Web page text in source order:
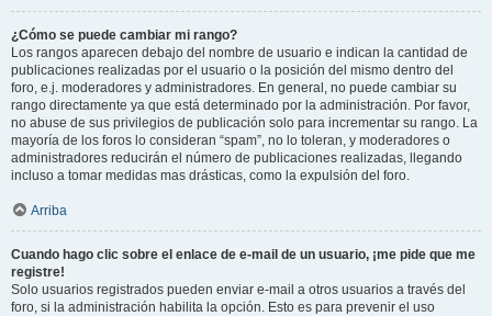
¿Cómo se puede cambiar mi rango?
Los rangos aparecen debajo del nombre de usuario e indican la cantidad de
publicaciones realizadas por el usuario o la posición del mismo dentro del
foro, e.j. moderadores y administradores. En general, no puede cambiar su
rango directamente ya que está determinado por la administración. Por favor,
no abuse de sus privilegios de publicación solo para incrementar su rango. La
mayoría de los foros lo consideran “spam”, no lo toleran, y moderadores o
administradores reducirán el número de publicaciones realizadas, llegando
incluso a tomar medidas mas drásticas, como la expulsión del foro.
Arriba
Cuando hago clic sobre el enlace de e-mail de un usuario, ¡me pide que me
registre!
Solo usuarios registrados pueden enviar e-mail a otros usuarios a través del
foro, si la administración habilita la opción. Esto es para prevenir el uso